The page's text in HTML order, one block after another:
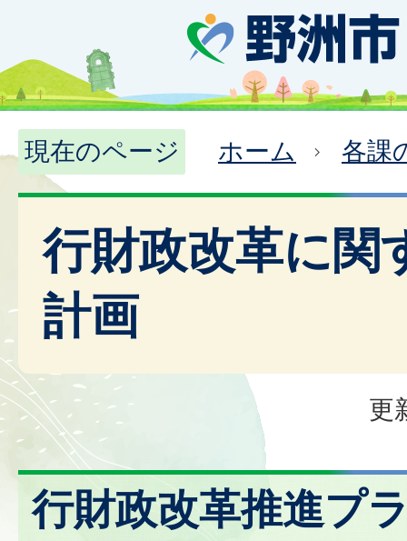
現在のページ ホーム 各課
行財政改革に関
計画
更
行財政改革推進プ